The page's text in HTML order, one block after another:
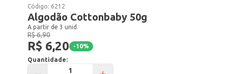
Código: 6212
Algodão Cottonbaby 50g
A partir de 3 unid.
R$ 6,90
R$ 6,20 -10%
Quantidade: